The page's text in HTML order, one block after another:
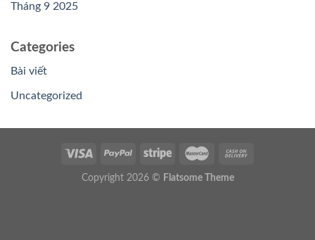
Tháng 9 2025
Categories
Bài viết
Uncategorized
Copyright 2026 © Flatsome Theme